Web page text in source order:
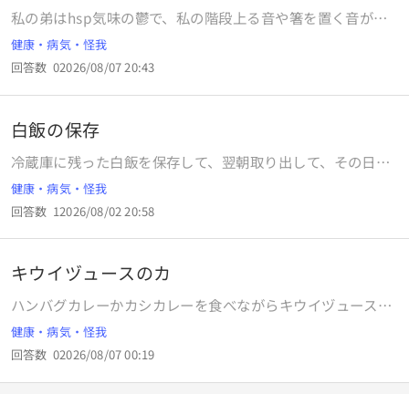
私の弟はhsp気味の鬱で、私の階段上る音や箸を置く音が大
きくて怖いといって距離をとられてます。音には気を付けて
いるですが、たまにやってしまいます。いまはしてません
が、幼少期暴力振るってた時期がありその事がトラウマにな
ってるみたいです。2年前までは仲良くしてましたが、2年間
なんとかする問題だって言うのですが、やっぱり私がもう一
度ちゃんと謝るべきでしょうか？
健康・病気・怪我
回答数 02026/08/07 20:43
白飯の保存
冷蔵庫に残った白飯を保存して、翌朝取り出して、その日の
昼に食べることは身体に悪いのでしょうか？
健康・病気・怪我
回答数 12026/08/02 20:58
キウイヅュースのカ
ハンバグカレーかカシカレーを食べながらキウイヅュースを
飲むと味が麻痺するのはホントでそうか？
健康・病気・怪我
回答数 02026/08/07 00:19